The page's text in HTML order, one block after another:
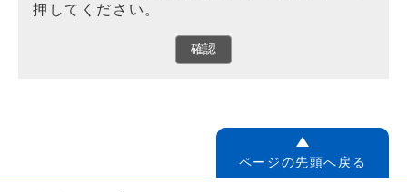
押してください。
確認
ページの先頭へ戻る